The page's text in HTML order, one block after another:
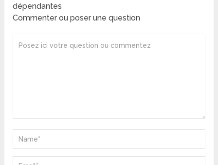
dépendantes
Commenter ou poser une question